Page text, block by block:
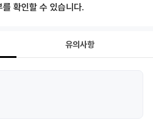
확인할 수 있습니다.
유의사항